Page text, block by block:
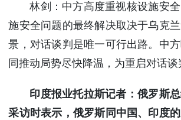
林剑：中方高度重视核设施安
施安全问题的最终解决取决于乌克
景，对话谈判是唯一可行出路。中
同推动局势尽快降温，为重启对话谈
印度报业托拉斯记者：俄罗斯
采访时表示，俄罗斯同中国、印度的